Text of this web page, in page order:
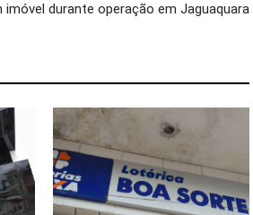
imóvel durante operação em Jaguaquara